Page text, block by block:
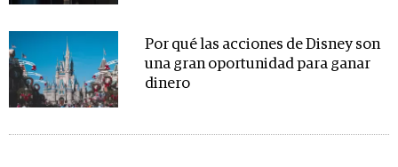
Por qué las acciones de Disney son
una gran oportunidad para ganar
dinero